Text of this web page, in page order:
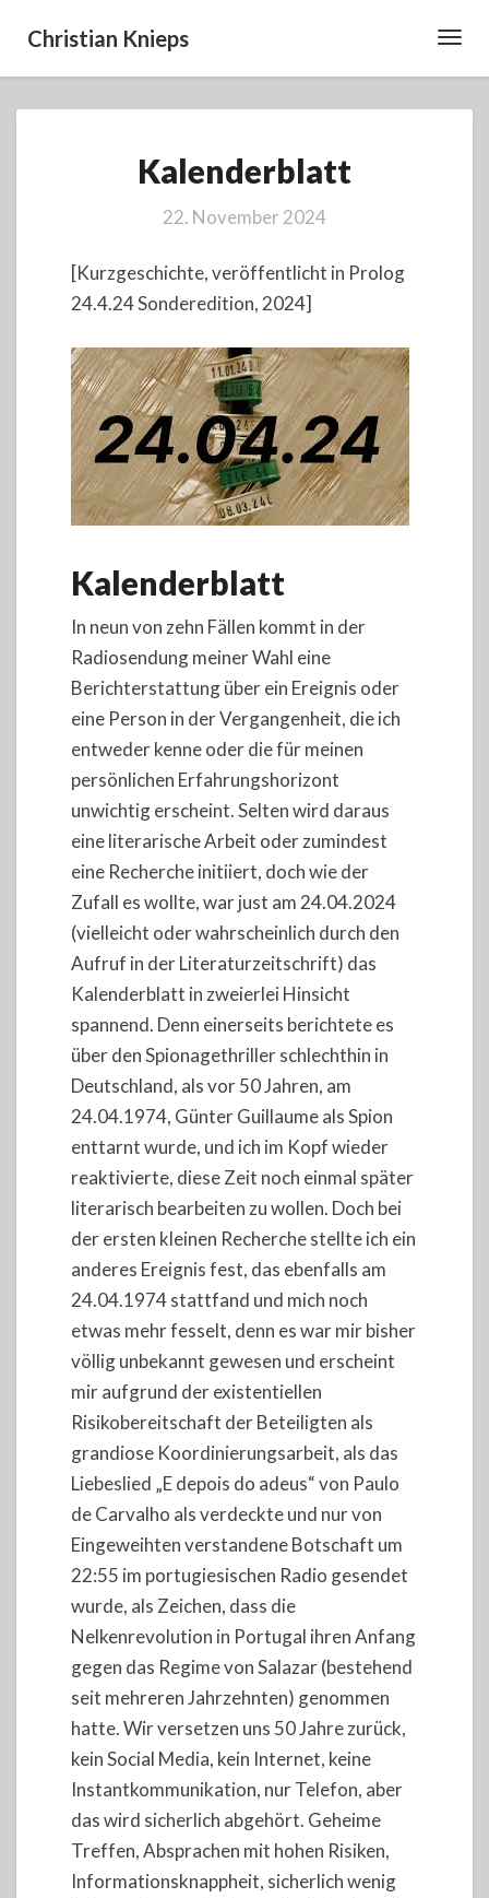
Christian Knieps
Kalenderblatt
22. November 2024
[Kurzgeschichte, veröffentlicht in Prolog
24.4.24 Sonderedition, 2024]
Kalenderblatt
In neun von zehn Fällen kommt in der
Radiosendung meiner Wahl eine
Berichterstattung über ein Ereignis oder
eine Person in der Vergangenheit, die ich
entweder kenne oder die für meinen
persönlichen Erfahrungshorizont
unwichtig erscheint. Selten wird daraus
eine literarische Arbeit oder zumindest
eine Recherche initiiert, doch wie der
Zufall es wollte, war just am 24.04.2024
(vielleicht oder wahrscheinlich durch den
Aufruf in der Literaturzeitschrift) das
Kalenderblatt in zweierlei Hinsicht
spannend. Denn einerseits berichtete es
über den Spionagethriller schlechthin in
Deutschland, als vor 50 Jahren, am
24.04.1974, Günter Guillaume als Spion
enttarnt wurde, und ich im Kopf wieder
reaktivierte, diese Zeit noch einmal später
literarisch bearbeiten zu wollen. Doch bei
der ersten kleinen Recherche stellte ich ein
anderes Ereignis fest, das ebenfalls am
24.04.1974 stattfand und mich noch
etwas mehr fesselt, denn es war mir bisher
völlig unbekannt gewesen und erscheint
mir aufgrund der existentiellen
Risikobereitschaft der Beteiligten als
grandiose Koordinierungsarbeit, als das
Liebeslied „E depois do adeus“ von Paulo
de Carvalho als verdeckte und nur von
Eingeweihten verstandene Botschaft um
22:55 im portugiesischen Radio gesendet
wurde, als Zeichen, dass die
Nelkenrevolution in Portugal ihren Anfang
gegen das Regime von Salazar (bestehend
seit mehreren Jahrzehnten) genommen
hatte. Wir versetzen uns 50 Jahre zurück,
kein Social Media, kein Internet, keine
Instantkommunikation, nur Telefon, aber
das wird sicherlich abgehört. Geheime
Treffen, Absprachen mit hohen Risiken,
Informationsknappheit, sicherlich wenig